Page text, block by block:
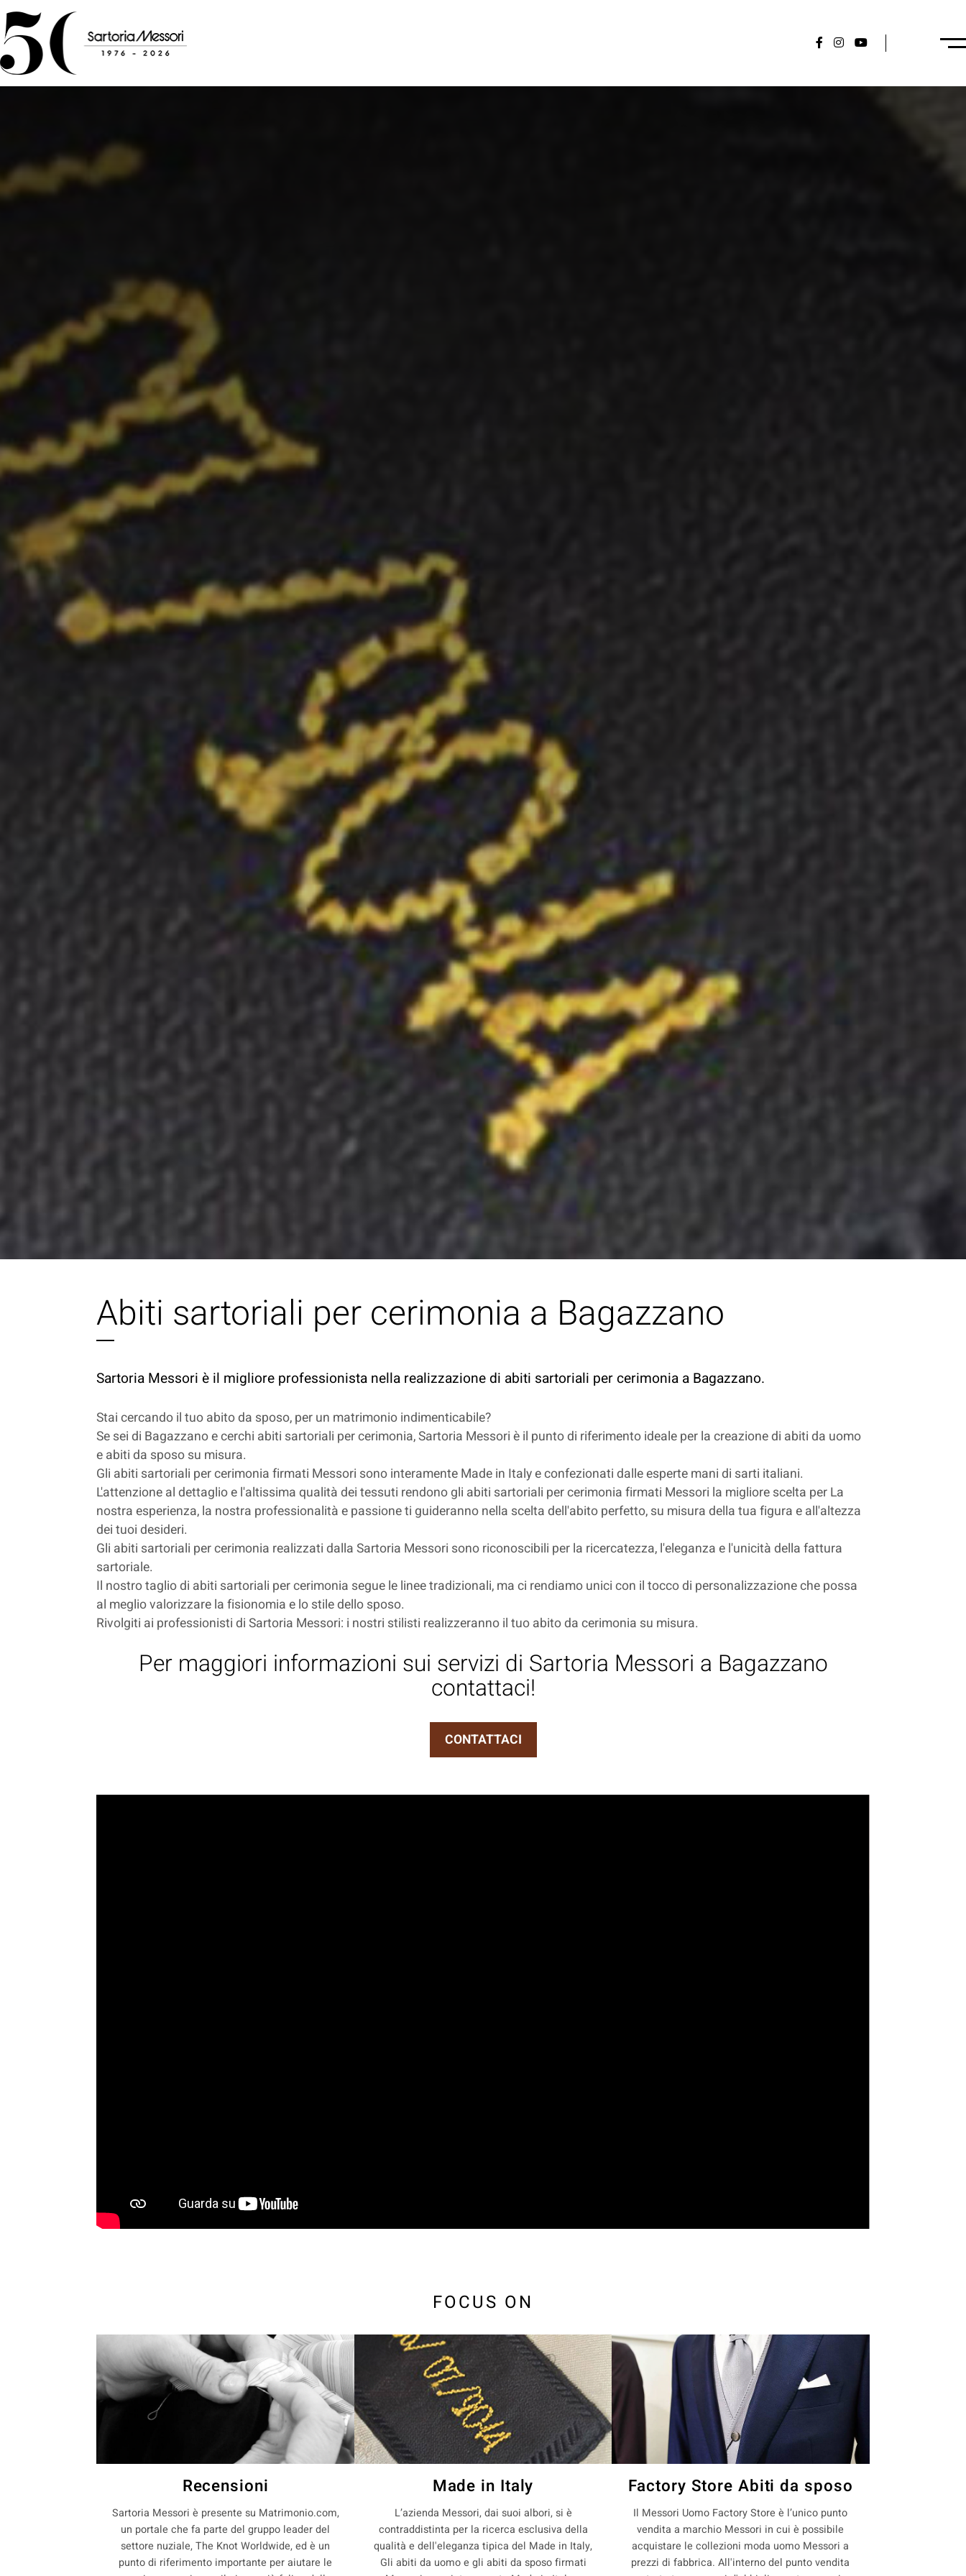
Abiti sartoriali per cerimonia a Bagazzano
Sartoria Messori è il migliore professionista nella realizzazione di abiti sartoriali per cerimonia a Bagazzano.
Stai cercando il tuo abito da sposo, per un matrimonio indimenticabile?
Se sei di Bagazzano e cerchi abiti sartoriali per cerimonia, Sartoria Messori è il punto di riferimento ideale per la creazione di abiti da uomo
e abiti da sposo su misura.
Gli abiti sartoriali per cerimonia firmati Messori sono interamente Made in Italy e confezionati dalle esperte mani di sarti italiani.
L'attenzione al dettaglio e l'altissima qualità dei tessuti rendono gli abiti sartoriali per cerimonia firmati Messori la migliore scelta per La
nostra esperienza, la nostra professionalità e passione ti guideranno nella scelta dell'abito perfetto, su misura della tua figura e all'altezza
dei tuoi desideri.
Gli abiti sartoriali per cerimonia realizzati dalla Sartoria Messori sono riconoscibili per la ricercatezza, l'eleganza e l'unicità della fattura
sartoriale.
Il nostro taglio di abiti sartoriali per cerimonia segue le linee tradizionali, ma ci rendiamo unici con il tocco di personalizzazione che possa
al meglio valorizzare la fisionomia e lo stile dello sposo.
Rivolgiti ai professionisti di Sartoria Messori: i nostri stilisti realizzeranno il tuo abito da cerimonia su misura.
Per maggiori informazioni sui servizi di Sartoria Messori a Bagazzano
contattaci!
CONTATTACI
FOCUS ON
Recensioni
Sartoria Messori è presente su Matrimonio.com,
un portale che fa parte del gruppo leader del
settore nuziale, The Knot Worldwide, ed è un
punto di riferimento importante per aiutare le
Made in Italy
L’azienda Messori, dai suoi albori, si è
contraddistinta per la ricerca esclusiva della
qualità e dell'eleganza tipica del Made in Italy,
Gli abiti da uomo e gli abiti da sposo firmati
Factory Store Abiti da sposo
Il Messori Uomo Factory Store è l’unico punto
vendita a marchio Messori in cui è possibile
acquistare le collezioni moda uomo Messori a
prezzi di fabbrica. All'interno del punto vendita